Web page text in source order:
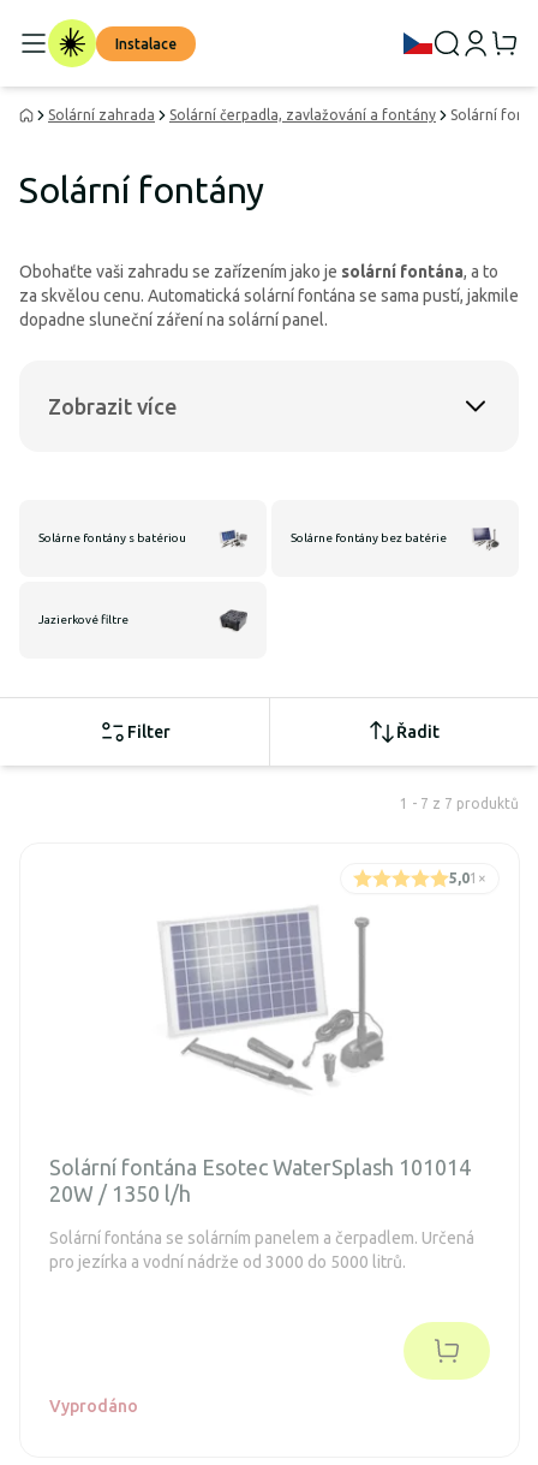
Instalace
Solární zahrada Solární čerpadla, zavlažování a fontány Solární
Solární fontány
Obohaťte vaši zahradu se zařízením jako je solární fontána, a to
za skvělou cenu. Automatická solární fontána se sama pustí, jakmile
dopadne sluneční záření na solární panel.
Zobrazit více
Solárne fontány s batériou Solárne fontány bez batérie
Jazierkové filtre
Filter Řadit
1 - 7 z 7 produktů
5,01 ×
Solární fontána Esotec WaterSplash 101014
20W / 1350 l/h
Solární fontána se solárním panelem a čerpadlem. Určená
pro jezírka a vodní nádrže od 3000 do 5000 litrů.
Vyprodáno